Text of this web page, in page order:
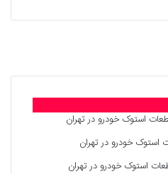
استوک خودرو در تهران
استوک خودرو در تهران
استوک خودرو در تهران